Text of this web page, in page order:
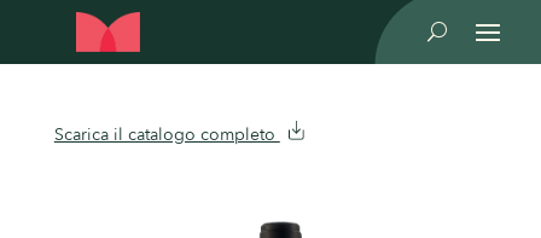
U
Scarica il catalogo completo